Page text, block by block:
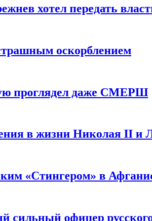
хотел передать
оскорблением
проглядел даже СМЕРШ
в жизни Николая II и
«Стингером» в
сильный офицер